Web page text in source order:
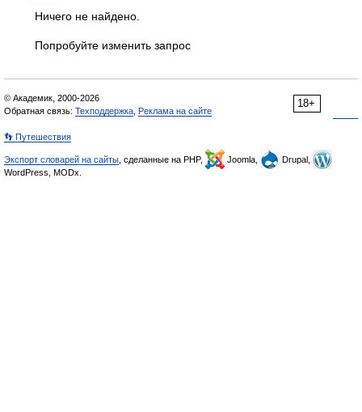
Ничего не найдено.
Попробуйте изменить запрос
18+
© Академик, 2000-2026
Обратная связь: Техподдержка Реклама на сайте
👣 Путешествия
Экспорт словарей на сайты , сделанные на PHP, Joomla,
Drupal,
WordPress, MODx.